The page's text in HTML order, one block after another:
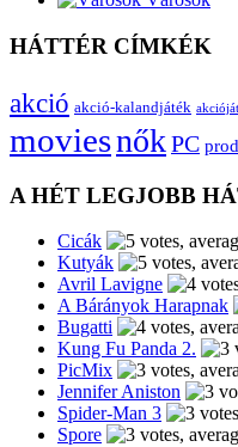
HÁTTÉR CÍMKÉK
akció akció-kalandjáték
moviesnőkPC
A HÉT LEGJOBB
Cicák
Kutyák
Avril Lavigne
A Bárányok Harapnak
Bugatti
Kung Fu Panda 2.
PicMix
Jennifer Aniston
Spider-Man 3
Spore